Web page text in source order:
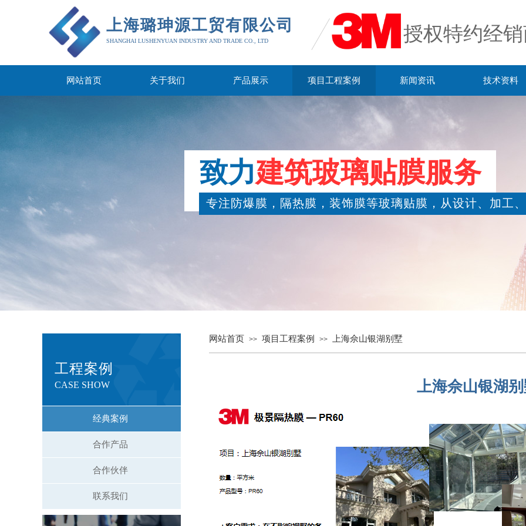
上海璐珅源工贸有限公司 授权特约经
SHANGHAI LUSHENYUAN INDUSTRY AND TRADE CO., LTD
网站首页 关于我们 产品展示 项目工程案例 新闻资讯 技术资料
致力建筑玻璃贴膜服务
专注防爆膜，隔热膜，装饰膜等玻璃贴膜，从设计、加工
工程案例
CASE SHOW
网站首页 >> 项目工程案例 >> 上海佘山银湖别墅
上海佘山银湖
经典案例
合作产品
合作伙伴
联系我们